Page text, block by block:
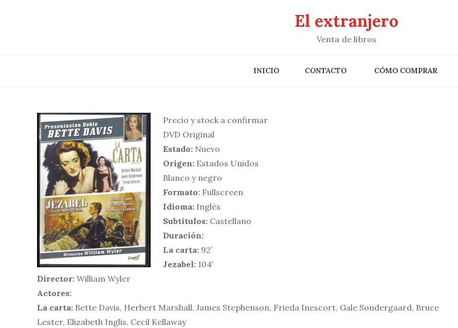
El extranjero
Venta de libros
INICIO CONTACTO CÓMO COMPRAR
Precio y stock a confirmar
DVD Original
Estado: Nuevo
Origen: Estados Unidos
Blanco y negro
Formato: Fullscreen
Idioma: Inglés
Subtítulos: Castellano
Duración:
La carta: 92′
Jezabel: 104′
Director: William Wyler
Actores:
La carta: Bette Davis, Herbert Marshall, James Stephenson, Frieda Inescort, Gale Sondergaard, Bruce
Lester, Elizabeth Inglis, Cecil Kellaway